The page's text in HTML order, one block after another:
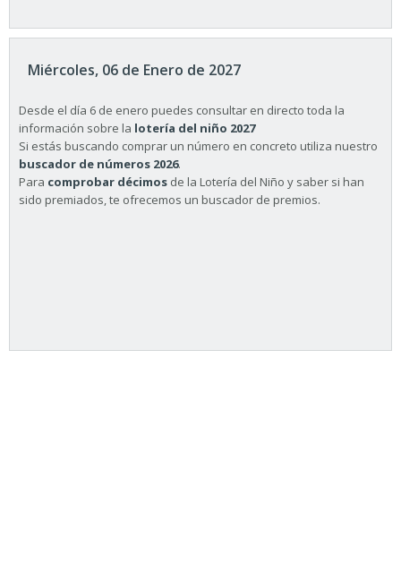
Miércoles, 06 de Enero de 2027
Desde el día 6 de enero puedes consultar en directo toda la
información sobre la lotería del niño 2027
Si estás buscando comprar un número en concreto utiliza nuestro
buscador de números 2026.
Para comprobar décimos de la Lotería del Niño y saber si han
sido premiados, te ofrecemos un buscador de premios.